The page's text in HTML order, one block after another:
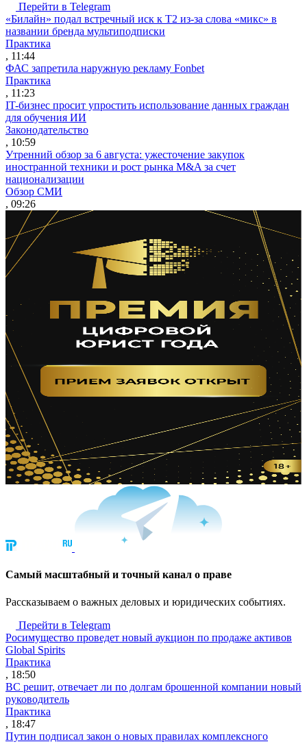
Перейти в Telegram
«Билайн» подал встречный иск к Т2 из-за слова «микс» в
названии бренда мультиподписки
Практика
, 11:44
ФАС запретила наружную рекламу Fonbet
Практика
, 11:23
IT-бизнес просит упростить использование данных граждан
для обучения ИИ
Законодательство
, 10:59
Утренний обзор за 6 августа: ужесточение закупок
иностранной техники и рост рынка M&A за счет
национализации
Обзор СМИ
, 09:26
Cамый масштабный и точный канал о праве
Рассказываем о важных деловых и юридических событиях.
Перейти в Telegram
Росимущество проведет новый аукцион по продаже активов
Global Spirits
Практика
, 18:50
ВС решит, отвечает ли по долгам брошенной компании новый
руководитель
Практика
, 18:47
Путин подписал закон о новых правилах комплексного